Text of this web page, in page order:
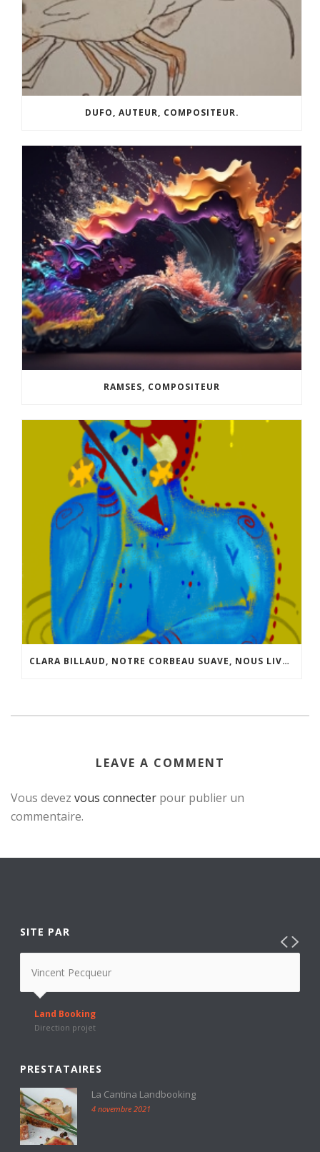
DUFO, AUTEUR, COMPOSITEUR.
RAMSES, COMPOSITEUR
CLARA BILLAUD, NOTRE CORBEAU SUAVE, NOUS LIVRE QUELQUES INFOS SUR SON NOUVEAU “JEU”.
LEAVE A COMMENT
Vous devez vous connecter pour publier un
commentaire.
SITE PAR
Vincent Pecqueur
Land Booking
Direction projet
PRESTATAIRES
La Cantina Landbooking
4 novembre 2021